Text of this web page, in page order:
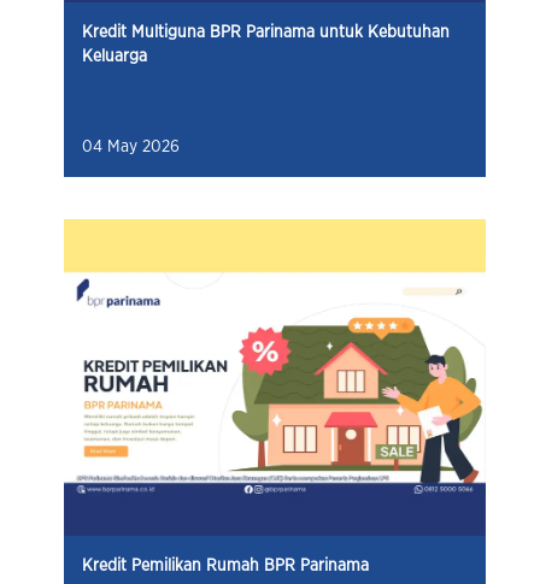
Kredit Multiguna BPR Parinama untuk Kebutuhan
Keluarga
04 May 2026
Kredit Pemilikan Rumah BPR Parinama